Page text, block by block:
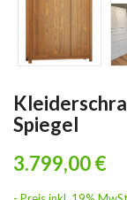
Spiegel
3.799,00 €